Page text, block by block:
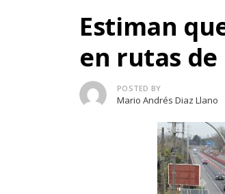
Estiman
en rutas
Author
POSTED BY
Mario Andrés Diaz Llano